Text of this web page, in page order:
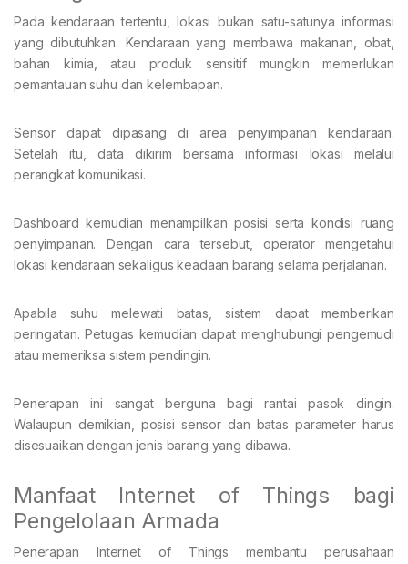
Pada kendaraan tertentu, lokasi bukan satu-satunya informasi
yang dibutuhkan. Kendaraan yang membawa makanan, obat,
bahan kimia, atau produk sensitif mungkin memerlukan
pemantauan suhu dan kelembapan.
Sensor dapat dipasang di area penyimpanan kendaraan.
Setelah itu, data dikirim bersama informasi lokasi melalui
perangkat komunikasi.
Dashboard kemudian menampilkan posisi serta kondisi ruang
penyimpanan. Dengan cara tersebut, operator mengetahui
lokasi kendaraan sekaligus keadaan barang selama perjalanan.
Apabila suhu melewati batas, sistem dapat memberikan
peringatan. Petugas kemudian dapat menghubungi pengemudi
atau memeriksa sistem pendingin.
Penerapan ini sangat berguna bagi rantai pasok dingin.
Walaupun demikian, posisi sensor dan batas parameter harus
disesuaikan dengan jenis barang yang dibawa.
Manfaat Internet of Things bagi
Pengelolaan Armada
Penerapan Internet of Things membantu perusahaan